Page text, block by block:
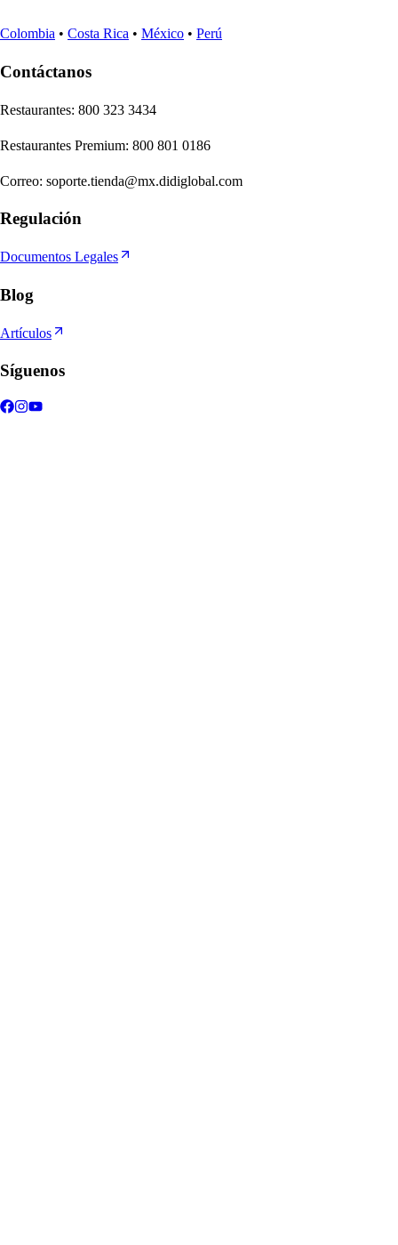
Colombia • Costa Rica • México • Perú
Contáctanos
Restaurantes: 800 323 3434
Restaurantes Premium: 800 801 0186
Correo: soporte.tienda@mx.didiglobal.com
Regulación
Documentos Legales
Blog
Artículos
Síguenos